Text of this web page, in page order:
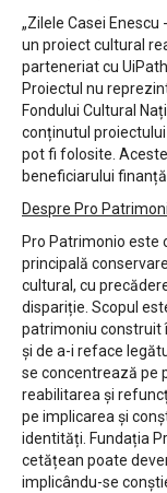
„Zilele Casei
un proiect cultural
parteneriat cu
Proiectul nu
Fondului Cultural
conținutul
pot fi folosite.
beneficiarului
Despre Pro
Pro Patrimonio este
principală
cultural, cu
dispariție. Scopul
patrimoniu construit
și de a-i reface
se concentrează pe
reabilitarea și
pe implicarea și
identități. Fundația
cetățean poate
implicându-se